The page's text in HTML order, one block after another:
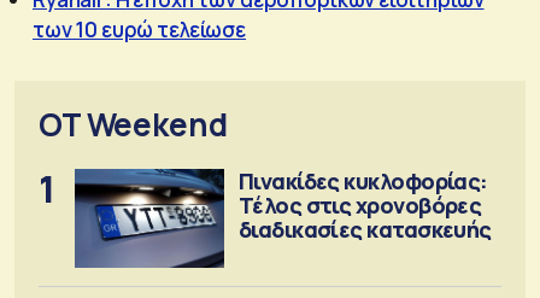
των 10 ευρώ τελείωσε
OT Weekend
1
Πινακίδες κυκλοφορίας:
Τέλος στις χρονοβόρες
διαδικασίες κατασκευής